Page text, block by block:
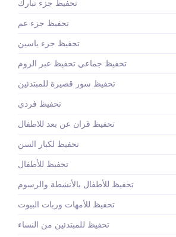
تحفيظ جزء تبارك
تحفيظ جزء عم
تحفيظ جزء ياسين
تحفيظ جماعي تحفيظ عبر الزوم
تحفيظ سور قصيرة للمبتدئين
تحفيظ فردي
تحفيظ قران عن بعد للاطفال
تحفيظ لكبار السن
تحفيظ للأطفال
تحفيظ للأطفال بالأنشطة والرسوم
تحفيظ للأمهات وربات البيوت
تحفيظ للمبتدئين من النساء